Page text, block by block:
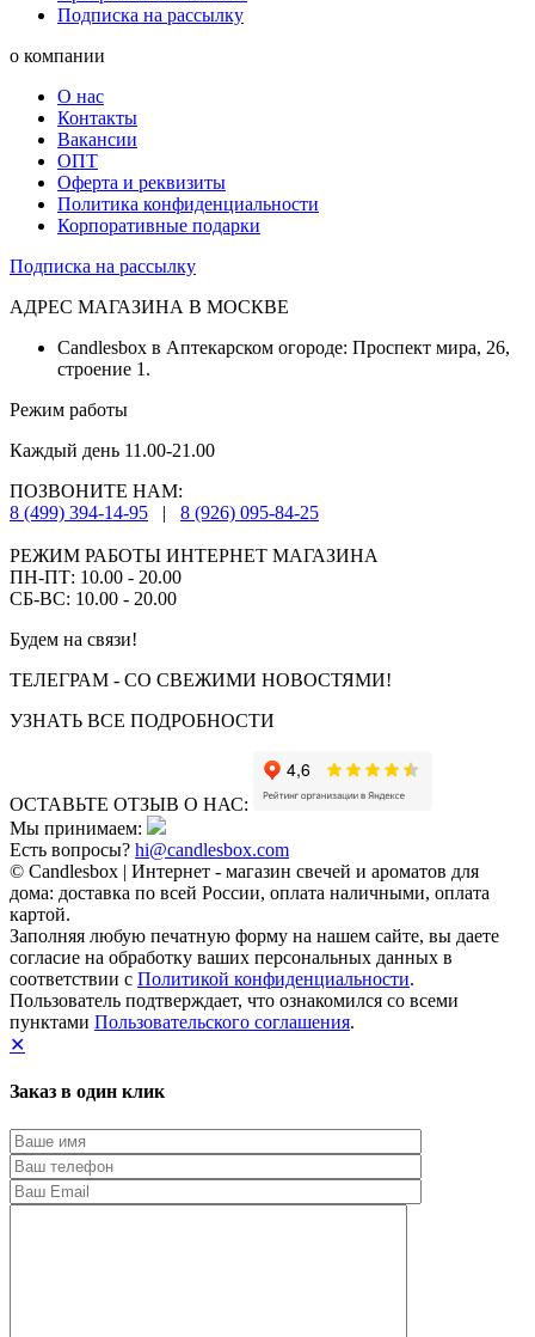
Подписка на рассылку
о компании
О нас
Контакты
Вакансии
ОПТ
Оферта и реквизиты
Политика конфиденциальности
Корпоративные подарки
Подписка на рассылку
АДРЕС МАГАЗИНА В МОСКВЕ
Candlesbox в Аптекарском огороде: Проспект мира, 26,
строение 1.
Режим работы
Каждый день 11.00-21.00
ПОЗВОНИТЕ НАМ:
8 (499) 394-14-95
| 8 (926) 095-84-25
РЕЖИМ РАБОТЫ ИНТЕРНЕТ МАГАЗИНА
ПН-ПТ: 10.00 - 20.00
СБ-ВС: 10.00 - 20.00
Будем на связи!
ТЕЛЕГРАМ - СО СВЕЖИМИ НОВОСТЯМИ!
УЗНАТЬ ВСЕ ПОДРОБНОСТИ
ОСТАВЬТЕ ОТЗЫВ О НАС:
Мы принимаем:
Есть вопросы? hi@candlesbox.com
© Candlesbox | Интернет - магазин свечей и ароматов для
дома: доставка по всей России, оплата наличными, оплата
картой.
Заполняя любую печатную форму на нашем сайте, вы даете
согласие на обработку ваших персональных данных в
соответствии с Политикой конфиденциальности.
Пользователь подтверждает, что ознакомился со всеми
пунктами Пользовательского соглашения.
✕
Заказ в один клик